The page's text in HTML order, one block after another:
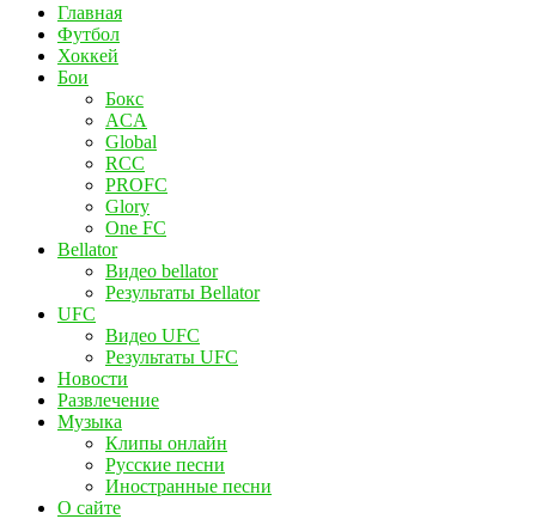
Главная
Футбол
Хоккей
Бои
Бокс
ACA
Global
RCC
PROFC
Glory
One FC
Bellator
Видео bellator
Результаты Bellator
UFC
Видео UFC
Результаты UFC
Новости
Развлечение
Музыка
Клипы онлайн
Русские песни
Иностранные песни
О сайте